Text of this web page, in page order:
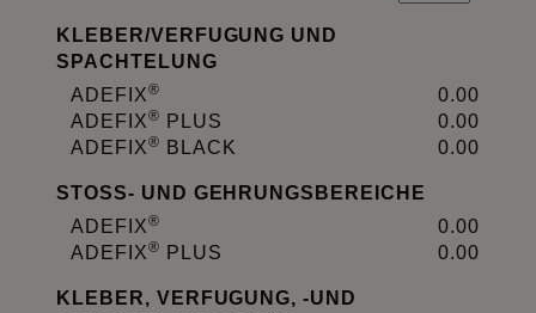
KLEBER/VERFUGUNG UND
SPACHTELUNG
ADEFIX®
0.00
ADEFIX® PLUS
0.00
ADEFIX® BLACK 0.00
STOSS- UND GEHRUNGSBEREICHE
ADEFIX®
0.00
ADEFIX® PLUS 0.00
KLEBER, VERFUGUNG, -UND